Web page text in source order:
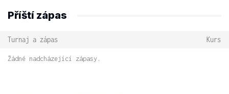
Příští zápas
Turnaj a zápas Kurs
Žádné nadcházející zápasy.